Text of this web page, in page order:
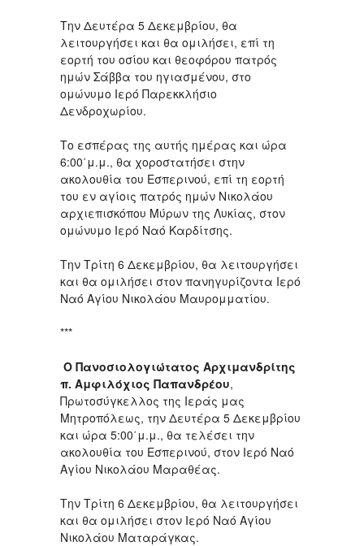
Την Δευτέρα 5 Δεκεμβρίου, θα
λειτουργήσει και θα ομιλήσει, επί τη
εορτή του οσίου και θεοφόρου πατρός
ημών Σάββα του ηγιασμένου, στο
ομώνυμο Ιερό Παρεκκλήσιο
Δενδροχωρίου.
Το εσπέρας της αυτής ημέρας και ώρα
6:00΄μ.μ., θα χοροστατήσει στην
ακολουθία του Εσπερινού, επί τη εορτή
του εν αγίοις πατρός ημών Νικολάου
αρχιεπισκόπου Μύρων της Λυκίας, στον
ομώνυμο Ιερό Ναό Καρδίτσης.
Την Τρίτη 6 Δεκεμβρίου, θα λειτουργήσει
και θα ομιλήσει στον πανηγυρίζοντα Ιερό
Ναό Αγίου Νικολάου Μαυρομματίου.
***
Ο Πανοσιολογιώτατος Αρχιμανδρίτης
π. Αμφιλόχιος Παπανδρέου,
Πρωτοσύγκελλος της Ιεράς μας
Μητροπόλεως, την Δευτέρα 5 Δεκεμβρίου
και ώρα 5:00΄μ.μ., θα τελέσει την
ακολουθία του Εσπερινού, στον Ιερό Ναό
Αγίου Νικολάου Μαραθέας.
Την Τρίτη 6 Δεκεμβρίου, θα λειτουργήσει
και θα ομιλήσει στον Ιερό Ναό Αγίου
Νικολάου Ματαράγκας.